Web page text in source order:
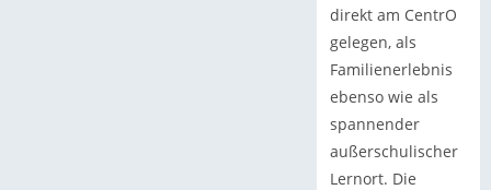
direkt am CentrO
gelegen, als
Familienerlebnis
ebenso wie als
spannender
außerschulischer
Lernort. Die